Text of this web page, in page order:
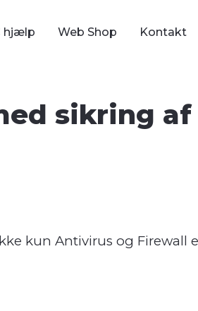
hjælp Web Shop Kontakt
sikring af
kun Antivirus og Firewall